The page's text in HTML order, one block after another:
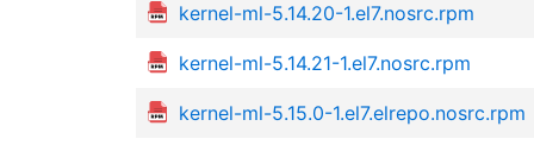
kernel-ml-5.14.20-1.el7.nosrc.rpm
kernel-ml-5.14.21-1.el7.nosrc.rpm
kernel-ml-5.15.0-1.el7.elrepo.nosrc.rpm